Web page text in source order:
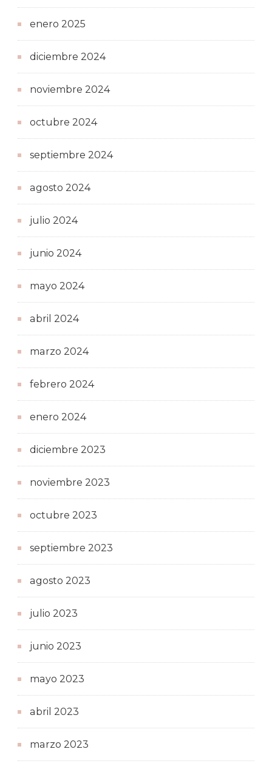
enero 2025
diciembre 2024
noviembre 2024
octubre 2024
septiembre 2024
agosto 2024
julio 2024
junio 2024
mayo 2024
abril 2024
marzo 2024
febrero 2024
enero 2024
diciembre 2023
noviembre 2023
octubre 2023
septiembre 2023
agosto 2023
julio 2023
junio 2023
mayo 2023
abril 2023
marzo 2023